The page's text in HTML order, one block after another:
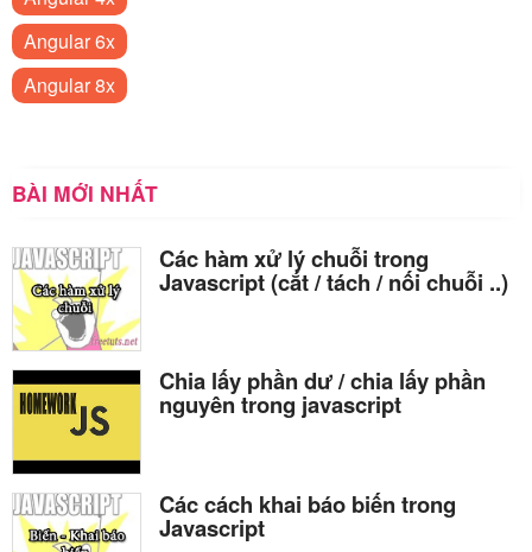
Angular 6x
Angular 8x
BÀI MỚI NHẤT
Các hàm xử lý chuỗi trong
Javascript (cắt / tách / nối chuỗi ..)
Chia lấy phần dư / chia lấy phần
nguyên trong javascript
Các cách khai báo biến trong
Javascript